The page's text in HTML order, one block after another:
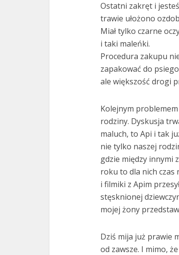
Ostatni zakręt i
trawie ułożono
Miał tylko czarne
i taki maleńki.
Procedura zakupu
zapakować do
ale większość drogi
Kolejnym
rodziny. Dyskusja
maluch, to Api i tak
nie tylko naszej
gdzie między innymi
roku to dla nich czas
i filmiki z Apim
stęsknionej
mojej żony
Dziś mija już prawie
od zawsze. I mimo,